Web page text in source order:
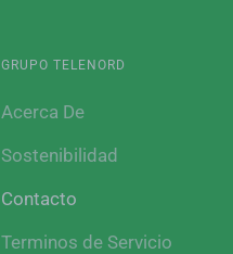
GRUPO TELENORD
Acerca De
Sostenibilidad
Contacto
Terminos de Servicio